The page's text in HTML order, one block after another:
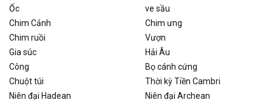
Ốc
ve sầu
Chim Cảnh
Chim ưng
Chim ruồi
Vượn
Gia súc
Hải Âu
Công
Bọ cánh cứng
Chuột túi
Thời kỳ Tiền Cambri
Niên đại Hadean
Niên đại Archean